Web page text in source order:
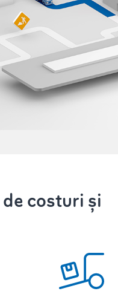
costuri și